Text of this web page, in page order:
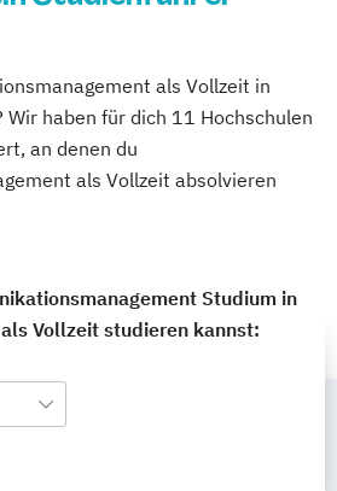
als Vollzeit in
Wir haben für dich 11 Hochschulen
an denen du
als Vollzeit absolvieren
Studium in
Vollzeit studieren kannst: